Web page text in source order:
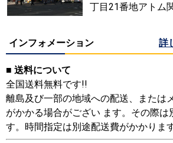
丁目21番地アトム
インフォメーション 詳
■ 送料について
全国送料無料です!!
離島及び一部の地域への配送、または
がかかる場合がござい ます。その際は
す。時間指定は別途配送費がかかります